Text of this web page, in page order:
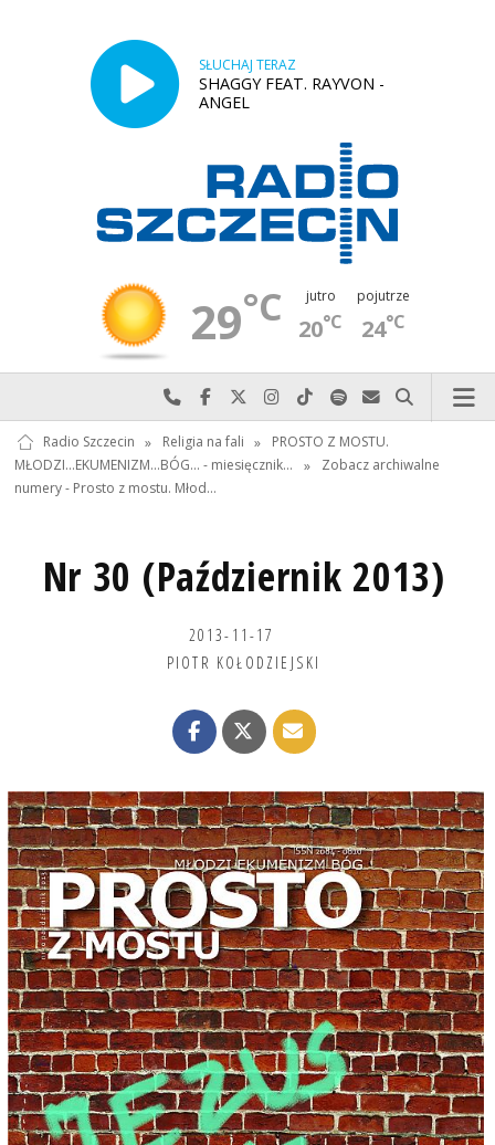
SŁUCHAJ TERAZ
SHAGGY FEAT. RAYVON -
ANGEL
29°C jutro
20°C
pojutrze
24°C
Najlepiej po prostu do nas zadzwoń
Odwiedź nas na Facebook-u
Odwiedź nas na X
Odwiedź nas na Instagram-ie
Odwiedź nas na TikTok-u
Szukaj nas na Spotify
Wyślij do nas
Szukaj
Radio Szczecin » Religia na fali »
PROSTO Z MOSTU.
MŁODZI...EKUMENIZM...BÓG... - miesięcznik…
»
Zobacz archiwalne
numery - Prosto z mostu. Młod…
Nr 30 (Październik 2013)
2013-11-17
PIOTR KOŁODZIEJSKI